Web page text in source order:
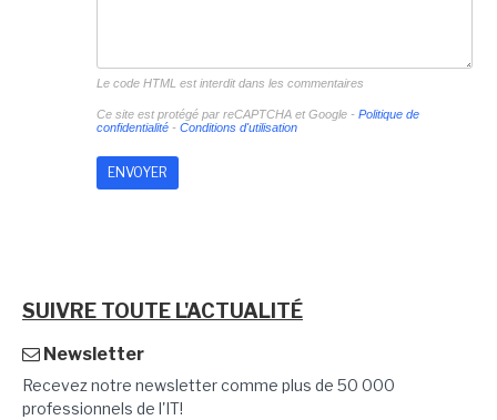
Le code HTML est interdit dans les commentaires
Ce site est protégé par reCAPTCHA et Google - Politique de
confidentialité- Conditions d'utilisation
SUIVRE TOUTE L'ACTUALITÉ
Newsletter
Recevez notre newsletter comme plus de 50 000
professionnels de l'IT!